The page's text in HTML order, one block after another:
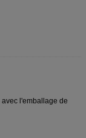
l'emballage de